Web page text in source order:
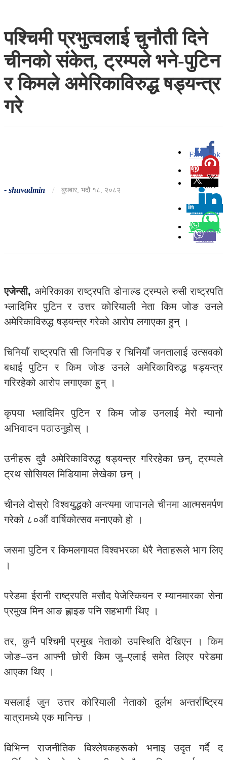
पश्चिमी प्रभुत्वलाई चुनौती दिने
चीनको संकेत, ट्रम्पले भने-पुटिन
र किमले अमेरिकाविरुद्ध षड्यन्त्र
गरे
- shuvadmin / बुधबार, भदौ १८, २०८२
Facebook
0
Pinterest
Twitter
Linkedin
0
Whatsapp
Viber
एजेन्सी, अमेरिकाका राष्ट्रपति डोनाल्ड ट्रम्पले रुसी राष्ट्रपति
भ्लादिमिर पुटिन र उत्तर कोरियाली नेता किम जोङ उनले
अमेरिकाविरुद्ध षड्यन्त्र गरेको आरोप लगाएका हुन् ।
चिनियाँ राष्ट्रपति सी जिनपिङ र चिनियाँ जनतालाई उत्सवको
बधाई पुटिन र किम जोङ उनले अमेरिकाविरुद्ध षड्यन्त्र
गरिरहेको आरोप लगाएका हुन् ।
कृपया भ्लादिमिर पुटिन र किम जोङ उनलाई मेरो न्यानो
अभिवादन पठाउनुहोस् ।
उनीहरू दुवै अमेरिकाविरुद्ध षड्यन्त्र गरिरहेका छन्, ट्रम्पले
ट्रथ सोसियल मिडियामा लेखेका छन् ।
चीनले दोस्रो विश्वयुद्धको अन्त्यमा जापानले चीनमा आत्मसमर्पण
गरेको ८०औं वार्षिकोत्सव मनाएको हो ।
जसमा पुटिन र किमलगायत विश्वभरका धेरै नेताहरूले भाग लिए
।
परेडमा ईरानी राष्ट्रपति मसौद पेजेस्कियन र म्यानमारका सेना
प्रमुख मिन आङ ह्लाइङ पनि सहभागी थिए ।
तर, कुनै पश्चिमी प्रमुख नेताको उपस्थिति देखिएन । किम
जोङ–उन आफ्नी छोरी किम जु–एलाई समेत लिएर परेडमा
आएका थिए ।
यसलाई जुन उत्तर कोरियाली नेताको दुर्लभ अन्तर्राष्ट्रिय
यात्रामध्ये एक मानिन्छ ।
विभिन्न राजनीतिक विश्लेषकहरूको भनाइ उदृत गर्दै द